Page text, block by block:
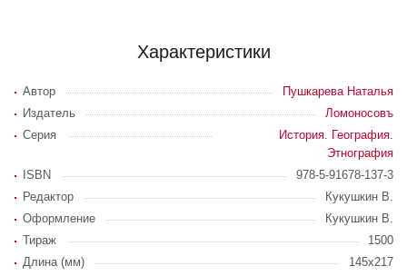
Характеристики
Автор
Пушкарева Наталья
Издатель
Ломоносовъ
Серия
История. География.
Этнография
ISBN
978-5-91678-137-3
Редактор
Кукушкин В.
Оформление
Кукушкин В.
Тираж
1500
Длина (мм)
145х217